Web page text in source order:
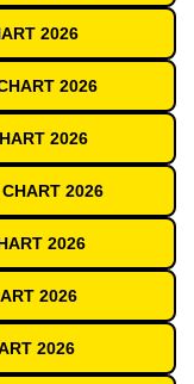
2026
2026
2026
2026
2026
2026
2026